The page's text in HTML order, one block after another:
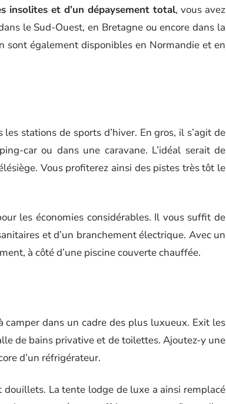
insolites et d’un dépaysement total, vous avez
le Sud-Ouest, en Bretagne ou encore dans la
sont également disponibles en Normandie et en
stations de sports d’hiver. En gros, il s’agit de
car ou dans une caravane. L’idéal serait de
Vous profiterez ainsi des pistes très tôt le
les économies considérables. Il vous suffit de
et d’un branchement électrique. Avec un
à côté d’une piscine couverte chauffée.
dans un cadre des plus luxueux. Exit les
de bains privative et de toilettes. Ajoutez-y une
d’un réfrigérateur.
La tente lodge de luxe a ainsi remplacé